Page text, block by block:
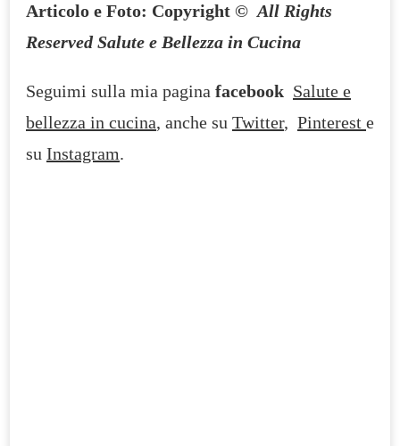
Articolo e Foto: Copyright © All Rights
Reserved Salute e Bellezza in Cucina
Seguimi sulla mia pagina facebook Salute e
bellezza in cucina, anche su Twitter, Pinterest e
su Instagram.